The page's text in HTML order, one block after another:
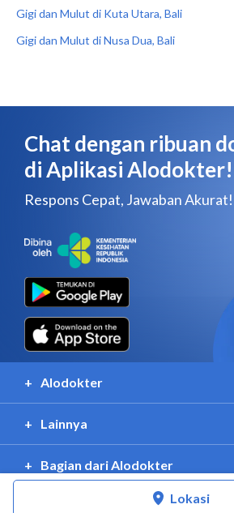
Gigi dan Mulut di Kuta Utara, Bali
Gigi dan Mulut di Nusa Dua, Bali